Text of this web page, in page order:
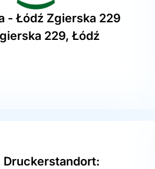
- Łódź Zgierska 229
229, Łódź
Druckerstandort: